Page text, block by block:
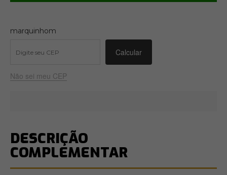
marquinhom
Não sei meu CEP
DESCRIÇÃO
COMPLEMENTAR